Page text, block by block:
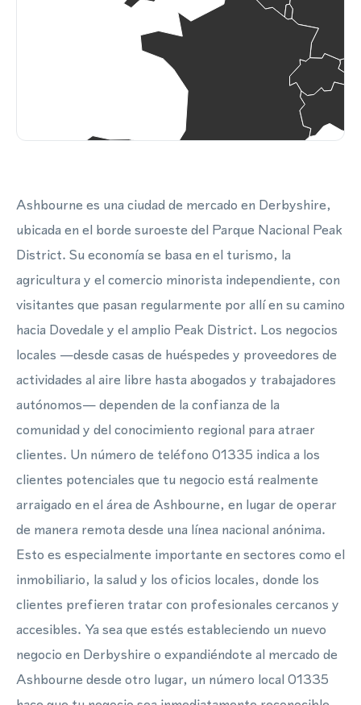
Ashbourne es una ciudad de mercado en Derbyshire,
ubicada en el borde suroeste del Parque Nacional Peak
District. Su economía se basa en el turismo, la
agricultura y el comercio minorista independiente, con
visitantes que pasan regularmente por allí en su camino
hacia Dovedale y el amplio Peak District. Los negocios
locales —desde casas de huéspedes y proveedores de
actividades al aire libre hasta abogados y trabajadores
autónomos— dependen de la confianza de la
comunidad y del conocimiento regional para atraer
clientes. Un número de teléfono 01335 indica a los
clientes potenciales que tu negocio está realmente
arraigado en el área de Ashbourne, en lugar de operar
de manera remota desde una línea nacional anónima.
Esto es especialmente importante en sectores como el
inmobiliario, la salud y los oficios locales, donde los
clientes prefieren tratar con profesionales cercanos y
accesibles. Ya sea que estés estableciendo un nuevo
negocio en Derbyshire o expandiéndote al mercado de
Ashbourne desde otro lugar, un número local 01335